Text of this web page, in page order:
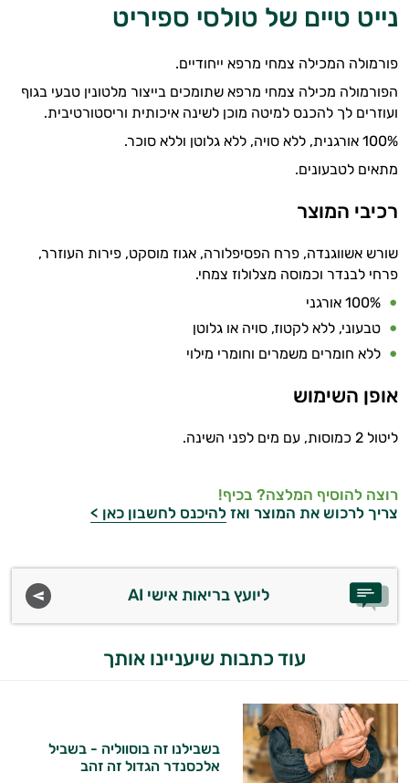
נייט טיים של טולסי ספיריט
פורמולה המכילה צמחי מרפא ייחודיים.
הפורמולה מכילה צמחי מרפא שתומכים בייצור מלטונין טבעי בגוף
ועוזרים לך להכנס למיטה מוכן לשינה איכותית וריסטורטיבית.
100% אורגנית, ללא סויה, ללא גלוטן וללא סוכר.
מתאים לטבעונים.
רכיבי המוצר
שורש אשווגנדה, פרח הפסיפלורה, אגוז מוסקט, פירות העוזרר,
פרחי לבנדר וכמוסה מצלולוז צמחי.
100% אורגני
טבעוני, ללא לקטוז, סויה או גלוטן
ללא חומרים משמרים וחומרי מילוי
אופן השימוש
ליטול 2 כמוסות, עם מים לפני השינה.
רוצה להוסיף המלצה? בכיף!
צריך לרכוש את המוצר ואז להיכנס לחשבון כאן >
ליועץ בריאות אישי AI
עוד כתבות שיעניינו אותך
בשבילנו זה בוסווליה - בשביל
אלכסנדר הגדול זה זהב